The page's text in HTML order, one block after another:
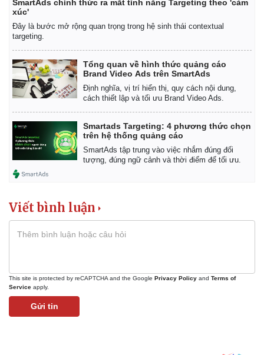
Kinh tế
Khởi nghiệp
Thị trường
Tiêu dùng
Tỷ giá
Chứng khoán
Giá cà phê
SmartAds chính thức ra mắt tính năng Targeting theo 'cảm
xúc'
Đây là bước mở rộng quan trọng trong hệ sinh thái contextual
targeting.
Tổng quan về hình thức quảng cáo
Brand Video Ads trên SmartAds
Định nghĩa, vị trí hiển thị, quy cách nội dung,
cách thiết lập và tối ưu Brand Video Ads.
Smartads Targeting: 4 phương thức chọn
trên hệ thống quảng cáo
SmartAds tập trung vào việc nhắm đúng đối
tượng, đúng ngữ cảnh và thời điểm để tối ưu.
Viết bình luận
This site is protected by reCAPTCHA and the Google Privacy Policy and Terms of
Service apply.
Gửi tin